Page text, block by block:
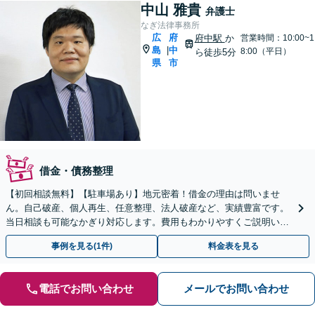
中山 雅貴 弁護士
なぎ法律事務所
広
島
県
府
中
市
府中駅 か
ら徒歩5分
営業時間：10:00~1
8:00（平日）
借金・債務整理
【初回相談無料】【駐車場あり】地元密着！借金の理由は問いませ
ん。自己破産、個人再生、任意整理、法人破産など、実績豊富です。
当日相談も可能なかぎり対応します。費用もわかりやすくご説明いた
します【秘密厳守】【法テラス利用可】
事例を見る(1件) 料金表を見る
電話でお問い合わせ メールでお問い合わせ